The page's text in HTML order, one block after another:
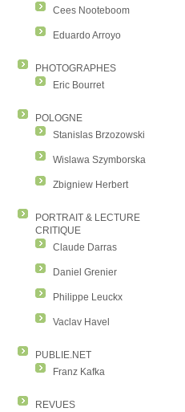
Cees Nooteboom
Eduardo Arroyo
PHOTOGRAPHES
Eric Bourret
POLOGNE
Stanislas Brzozowski
Wislawa Szymborska
Zbigniew Herbert
PORTRAIT & LECTURE
CRITIQUE
Claude Darras
Daniel Grenier
Philippe Leuckx
Vaclav Havel
PUBLIE.NET
Franz Kafka
REVUES